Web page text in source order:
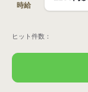
時給
ヒット件数：